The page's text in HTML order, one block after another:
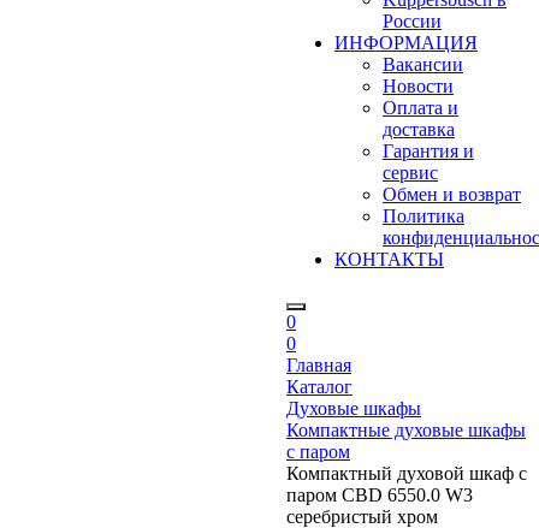
России
ИНФОРМАЦИЯ
Вакансии
Новости
Оплата и
доставка
Гарантия и
сервис
Обмен и возврат
Политика
КОНТАКТЫ
0
0
Главная
Каталог
Духовые шкафы
Компактные духовые шкафы
с паром
Компактный духовой шкаф с
паром CBD 6550.0 W3
серебристый хром